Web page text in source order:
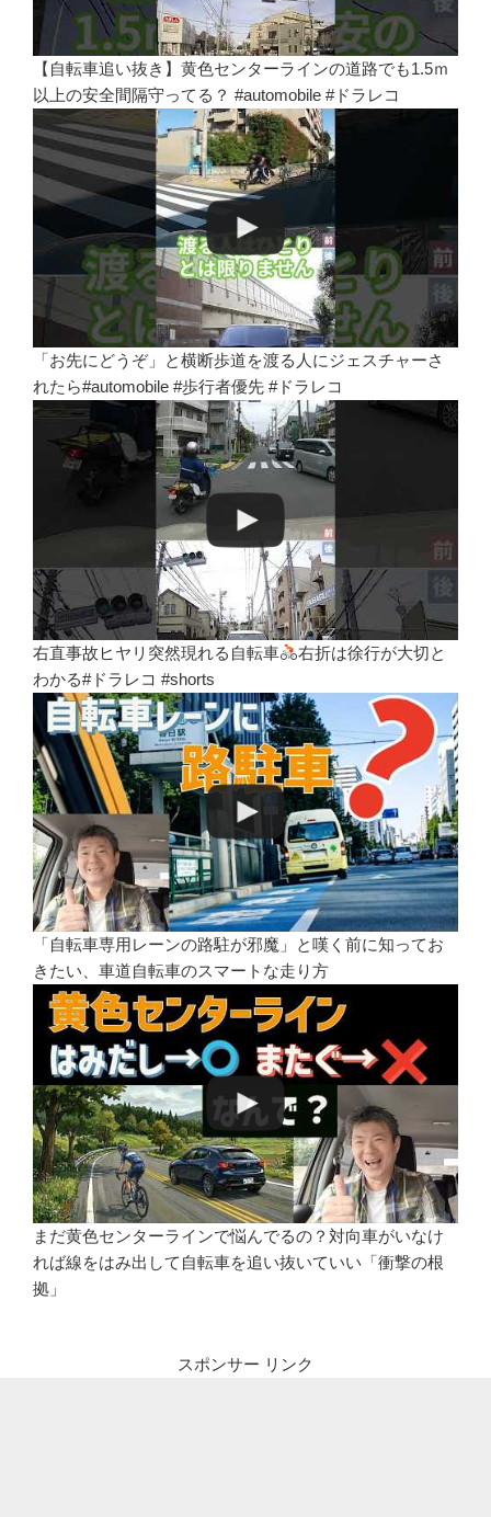
【自転車追い抜き】黄色センターラインの道路でも1.5ｍ
以上の安全間隔守ってる？ #automobile #ドラレコ
「お先にどうぞ」と横断歩道を渡る人にジェスチャーさ
れたら#automobile #歩行者優先 #ドラレコ
右直事故ヒヤリ突然現れる自転車
右折は徐行が大切と
わかる#ドラレコ #shorts
「自転車専用レーンの路駐が邪魔」と嘆く前に知ってお
きたい、車道自転車のスマートな走り方
まだ黄色センターラインで悩んでるの？対向車がいなけ
れば線をはみ出して自転車を追い抜いていい「衝撃の根
拠」
スポンサー リンク